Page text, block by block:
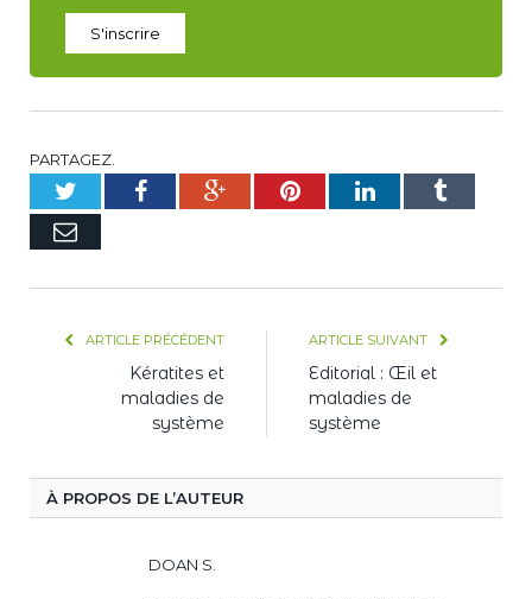
S'inscrire
PARTAGEZ.
TwitterFacebookGoogle+PinterestLinkedInTumblr
E-
ARTICLE PRÉCÉDENT
Kératites et
maladies de
système
ARTICLE SUIVANT
Editorial : Œil et
maladies de
système
À PROPOS DE L’AUTEUR
DOAN S.